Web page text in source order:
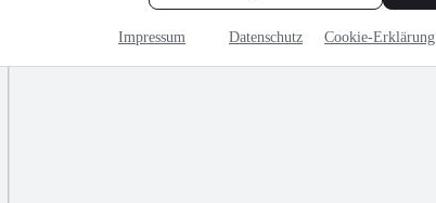
Impressum Datenschutz Cookie-Erklärung